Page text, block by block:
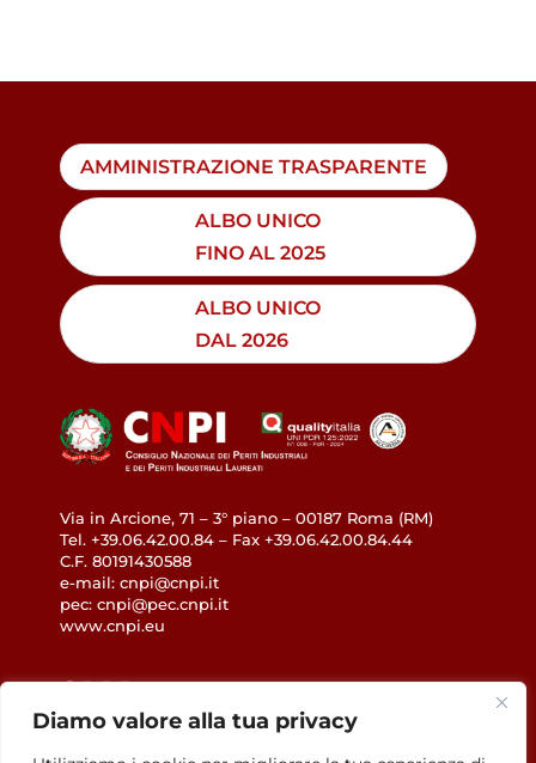
Diamo valore alla tua privacy
AMMINISTRAZIONE TRASPARENTE
ALBO UNICO
FINO AL 2025
ALBO UNICO
DAL 2026
Via in Arcione, 71 – 3° piano – 00187 Roma (RM)
Tel. +39.06.42.00.84 – Fax +39.06.42.00.84.44
C.F. 80191430588
e-mail: cnpi@cnpi.it
pec: cnpi@pec.cnpi.it
www.cnpi.eu
GDPR